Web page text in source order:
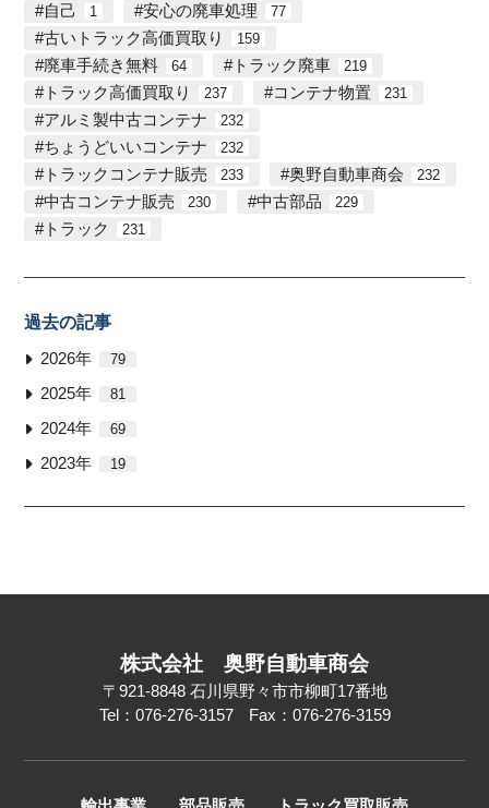
自己 1 安心の廃車処理 77
古いトラック高価買取り 159
廃車手続き無料 64 トラック廃車 219
トラック高価買取り 237 コンテナ物置 231
アルミ製中古コンテナ 232
ちょうどいいコンテナ 232
トラックコンテナ販売 233 奥野自動車商会 232
中古コンテナ販売 230 中古部品 229
トラック 231
過去の記事
2026年 79
2025年 81
2024年 69
2023年 19
株式会社 奥野自動車商会
〒921-8848 石川県野々市市柳町17番地
Tel：076-276-3157
Fax：076-276-3159